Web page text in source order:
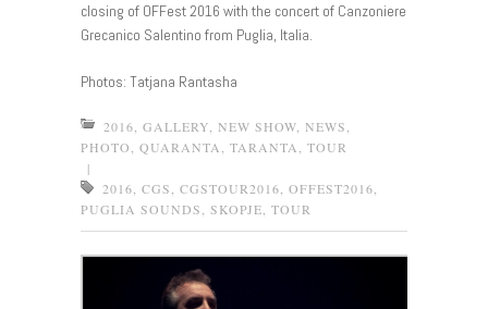
closing of OFFest 2016 with the concert of Canzoniere
Grecanico Salentino from Puglia, Italia.
Photos: Tatjana Rantasha
2016, GALLERY, NEW SHOW, NEWS,
PHOTO, QUARANTA, TARANTA, TOUR
|
2016, CGS, CGSTOUR2016, OFFEST2016,
PUGLIA SOUNDS, SKOPJE, TOUR